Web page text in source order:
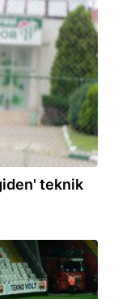
teknik